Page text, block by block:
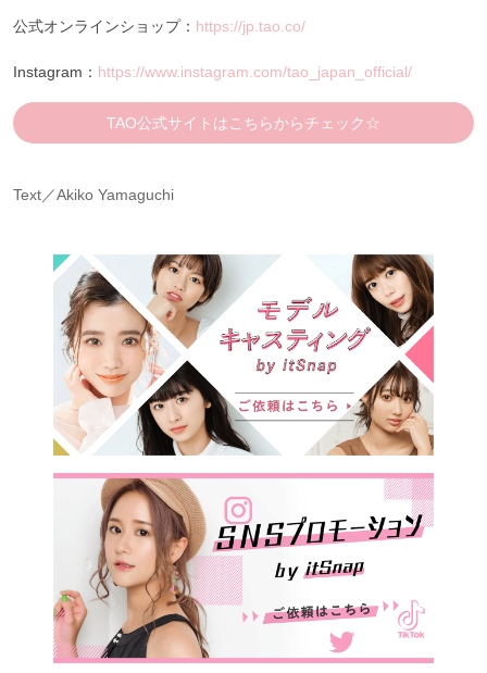
公式オンラインショップ： https://jp.tao.co/
Instagram： https://www.instagram.com/tao_japan_official/
TAO公式サイトはこちらからチェック☆
Text／Akiko Yamaguchi